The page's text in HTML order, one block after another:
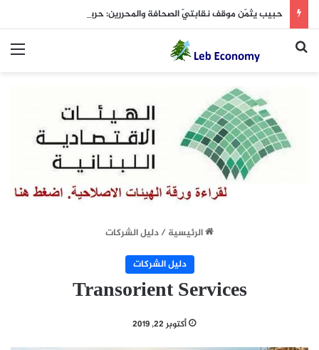
بحث عن
الرئيسية/دليل الشركات
دليل الشركات
Transorient Services
أكتوبر 22, 2019